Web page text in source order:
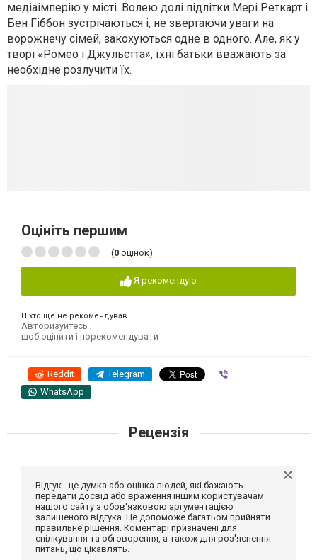
медіаімперію у місті. Волею долі підлітки Мері Реткарт і
Бен Гіббон зустрічаються і, не звертаючи уваги на
ворожнечу сімей, закохуються одне в одного. Але, як у
творі «Ромео і Джульєтта», їхні батьки вважають за
необхідне розлучити їх.
Оцініть першим
(0 оцінок)
Я рекомендую
Ніхто ще не рекомендував
Авторизуйтесь
щоб оцінити і порекомендувати
Reddit Telegram
WhatsApp
Рецензія
Відгук - це думка або оцінка людей, які бажають
передати досвід або враження іншим користувачам
нашого сайту з обов'язковою аргументацією
залишеного відгука. Це допоможе багатьом прийняти
правильне рішення. Коментарі призначені для
спілкування та обговорення, а також для роз'яснення
питань, що цікавлять.